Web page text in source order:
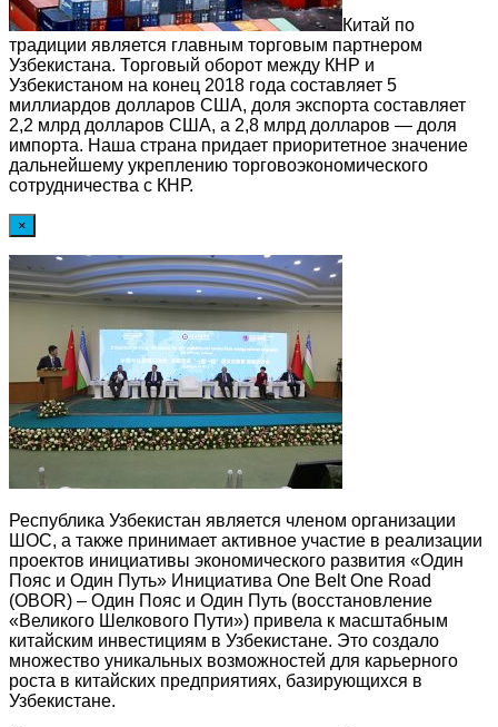
Китай по
традиции является главным торговым партнером
Узбекистана. Торговый оборот между КНР и
Узбекистаном на конец 2018 года составляет 5
миллиардов долларов США, доля экспорта составляет
2,2 млрд долларов США, а 2,8 млрд долларов — доля
импорта. Наша страна придает приоритетное значение
дальнейшему укреплению торговоэкономического
сотрудничества с КНР.
×
Республика Узбекистан является членом организации
ШОС, а также принимает активное участие в реализации
проектов инициативы экономического развития «Один
Пояс и Один Путь» Инициатива One Belt One Road
(OBOR) – Один Пояс и Один Путь (восстановление
«Великого Шелкового Пути») привела к масштабным
китайским инвестициям в Узбекистане. Это создало
множество уникальных возможностей для карьерного
роста в китайских предприятиях, базирующихся в
Узбекистане.